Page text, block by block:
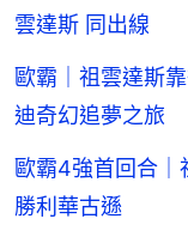
雲達斯 同出線
歐霸｜祖雲達斯
迪奇幻追夢之旅
歐霸4強首回合
勝利華古遜